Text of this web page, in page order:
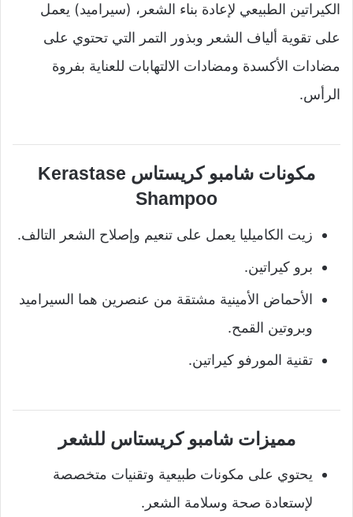
الكيراتين الطبيعي لإعادة بناء الشعر، (سيراميد) يعمل
على تقوية ألياف الشعر وبذور التمر التي تحتوي على
مضادات الأكسدة ومضادات الالتهابات للعناية بفروة
الرأس.
مكونات شامبو كريستاس Kerastase
Shampoo
زيت الكاميليا يعمل على تنعيم وإصلاح الشعر التالف.
برو كيراتين.
الأحماض الأمينية مشتقة من عنصرين هما السيراميد
وبروتين القمح.
تقنية المورفو كيراتين.
مميزات شامبو كريستاس للشعر
يحتوي على مكونات طبيعية وتقنيات متخصصة
لإستعادة صحة وسلامة الشعر.